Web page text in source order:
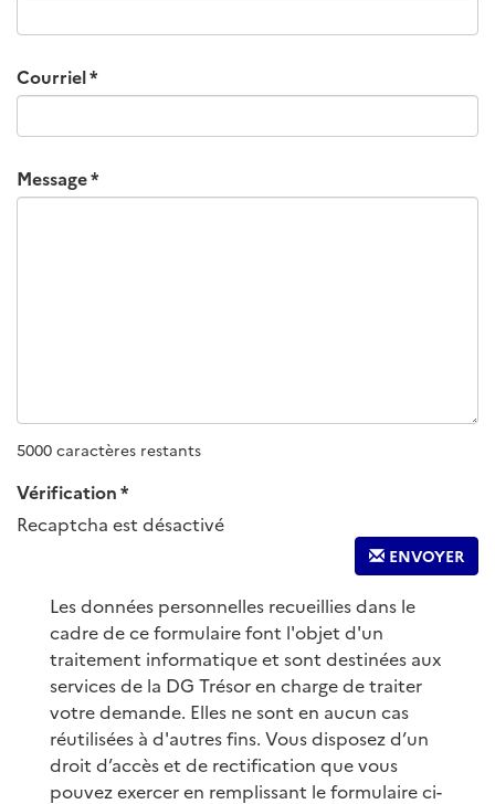
Courriel
Message
5000 caractères restants
Vérification
Recaptcha est désactivé
ENVOYER
Les données personnelles recueillies dans le
cadre de ce formulaire font l'objet d'un
traitement informatique et sont destinées aux
services de la DG Trésor en charge de traiter
votre demande. Elles ne sont en aucun cas
réutilisées à d'autres fins. Vous disposez d’un
droit d’accès et de rectification que vous
pouvez exercer en remplissant le formulaire ci-